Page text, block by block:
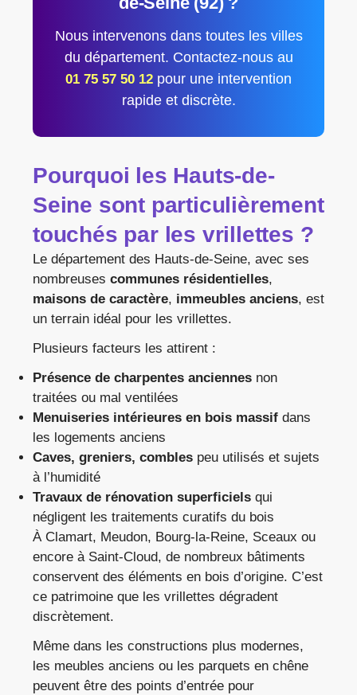
Nous intervenons dans toutes les villes
du département. Contactez-nous au
01 75 57 50 12 pour une intervention
rapide et discrète.
Pourquoi les Hauts-de-
Seine sont particulièrement
touchés par les vrillettes ?
Le département des Hauts-de-Seine, avec ses
nombreuses communes résidentielles,
maisons de caractère, immeubles anciens, est
un terrain idéal pour les vrillettes.
Plusieurs facteurs les attirent :
Présence de charpentes anciennes non
traitées ou mal ventilées
Menuiseries intérieures en bois massif dans
les logements anciens
Caves, greniers, combles peu utilisés et sujets
à l’humidité
Travaux de rénovation superficiels qui
négligent les traitements curatifs du bois
À Clamart, Meudon, Bourg-la-Reine, Sceaux ou
encore à Saint-Cloud, de nombreux bâtiments
conservent des éléments en bois d’origine. C’est
ce patrimoine que les vrillettes dégradent
discrètement.
Même dans les constructions plus modernes,
les meubles anciens ou les parquets en chêne
peuvent être des points d’entrée pour